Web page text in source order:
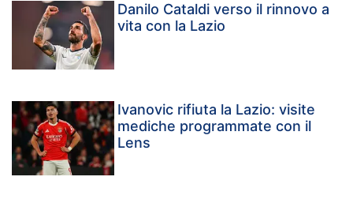
Danilo Cataldi verso il rinnovo a
vita con la Lazio
Ivanovic rifiuta la Lazio: visite
mediche programmate con il
Lens